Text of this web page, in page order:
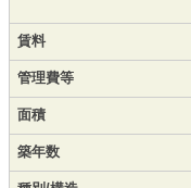
賃料
管理費等
面積
築年数